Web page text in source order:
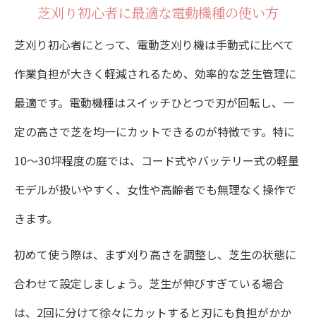
芝刈り初心者に最適な電動機種の使い方
芝刈り初心者にとって、電動芝刈り機は手動式に比べて
作業負担が大きく軽減されるため、効率的な芝生管理に
最適です。電動機種はスイッチひとつで刃が回転し、一
定の高さで芝を均一にカットできるのが特徴です。特に
10〜30坪程度の庭では、コード式やバッテリー式の軽量
モデルが扱いやすく、女性や高齢者でも無理なく操作で
きます。
初めて使う際は、まず刈り高さを調整し、芝生の状態に
合わせて設定しましょう。芝生が伸びすぎている場合
は、2回に分けて徐々にカットすると刃にも負担がかか